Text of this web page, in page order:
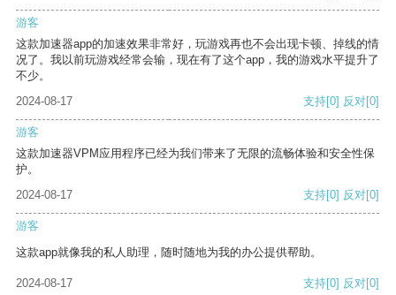
游客
这款加速器app的加速效果非常好，玩游戏再也不会出现卡顿、掉线的情
况了。我以前玩游戏经常会输，现在有了这个app，我的游戏水平提升了
不少。
2024-08-17
支持[0] 反对[0]
游客
这款加速器VPM应用程序已经为我们带来了无限的流畅体验和安全性保
护。
2024-08-17
支持[0] 反对[0]
游客
这款app就像我的私人助理，随时随地为我的办公提供帮助。
2024-08-17 支持[0] 反对[0]